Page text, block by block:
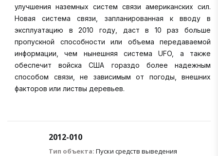
улучшения наземных систем связи американских сил.
Новая система связи, запланированная к вводу в
эксплуатацию в 2010 году, даст в 10 раз больше
пропускной способности или объема передаваемой
информации, чем нынешняя система UFO, а также
обеспечит войска США гораздо более надежным
способом связи, не зависимым от погоды, внешних
факторов или листвы деревьев.
2012-010
Тип объекта: Пуски средств выведения